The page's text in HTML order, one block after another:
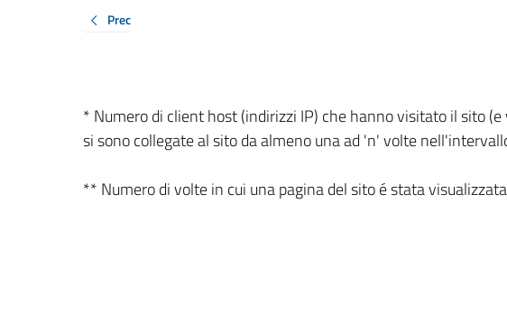
Prec
* Numero di client host (indirizzi IP) che hanno visitato il sito
si sono collegate al sito da almeno una ad 'n' volte
** Numero di volte in cui una pagina del sito é stata